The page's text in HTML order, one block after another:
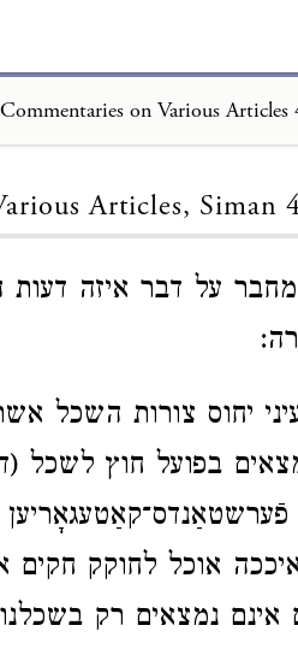
on Various Articles
Articles, Siman
על דבר איזה
יחוס צורות השכל
בפועל חוץ לשכל
אוכל לחוקק
נמצאים רק בשכלנו